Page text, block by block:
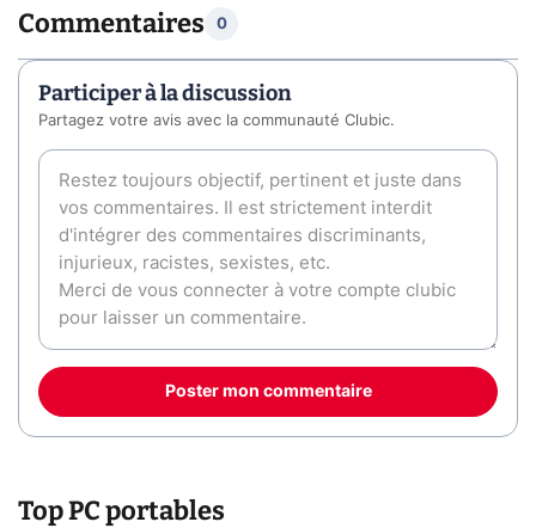
Commentaires 0
Participer à la discussion
Partagez votre avis avec la communauté Clubic.
Poster mon commentaire
Top PC portables